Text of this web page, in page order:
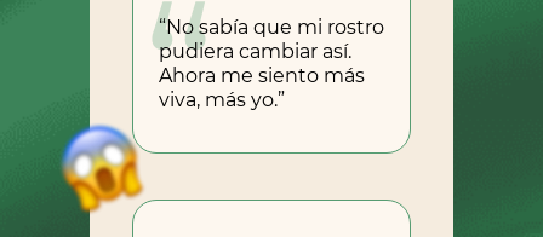
“No sabía que mi rostro
pudiera cambiar así.
Ahora me siento más
viva, más yo.”